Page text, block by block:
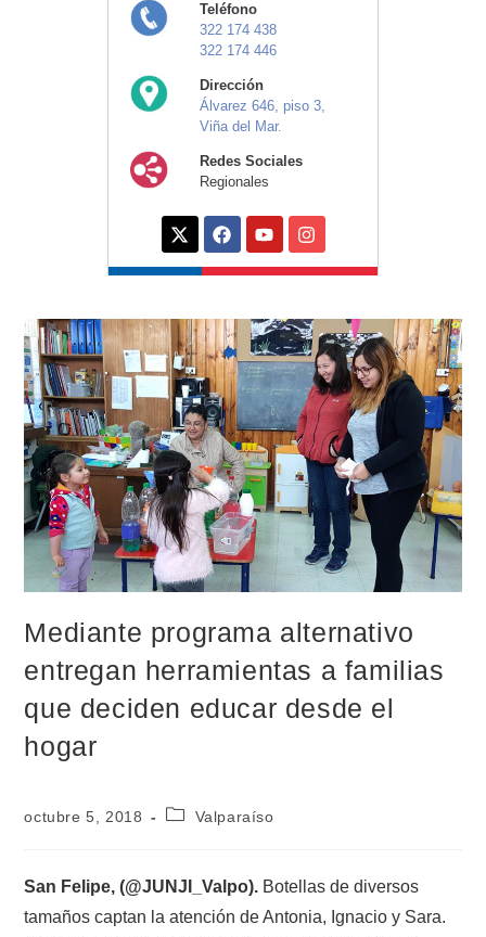
Teléfono
322 174 438
322 174 446
Dirección
Álvarez 646, piso 3,
Viña del Mar.
Redes Sociales
Regionales
Mediante programa alternativo
entregan herramientas a familias
que deciden educar desde el
hogar
octubre 5, 2018 Valparaíso
San Felipe, (@JUNJI_Valpo). Botellas de diversos
tamaños captan la atención de Antonia, Ignacio y Sara.